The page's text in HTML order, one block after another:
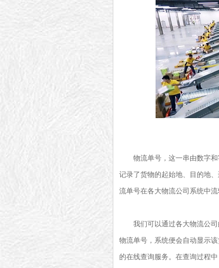
物流单号，这一串由数字
记录了货物的起始地、目的地
流单号在各大物流公司系统中
我们可以通过各大物流公
物流单号，系统便会自动显示
的在线查询服务。在查询过程